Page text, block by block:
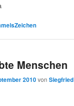
Menschen
2010vonSiegfried